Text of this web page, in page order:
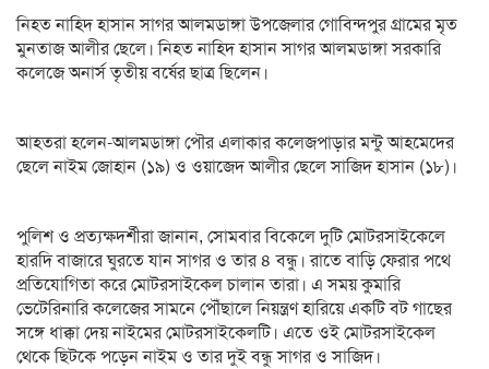
নিহত নাহিদ হাসান সাগর আলমডাঙ্গা উপজেলার গোবিন্দপুর গ্রামের মৃত
মুনতাজ আলীর ছেলে। নিহত নাহিদ হাসান সাগর আলমডাঙ্গা সরকারি
কলেজে অনার্স তৃতীয় বর্ষের ছাত্র ছিলেন।
আহতরা হলেন-আলমডাঙ্গা পৌর এলাকার কলেজপাড়ার মন্টু আহমেদের
ছেলে নাইম জোহান (১৯) ও ওয়াজেদ আলীর ছেলে সাজিদ হাসান (১৮)।
পুলিশ ও প্রত্যক্ষদর্শীরা জানান, সোমবার বিকেলে দুটি মোটরসাইকেলে
হারদি বাজারে ঘুরতে যান সাগর ও তার ৪ বন্ধু। রাতে বাড়ি ফেরার পথে
প্রতিযোগিতা করে মোটরসাইকেল চালান তারা। এ সময় কুমারি
ভেটেরিনারি কলেজের সামনে পৌঁছালে নিয়ন্ত্রণ হারিয়ে একটি বট গাছের
সঙ্গে ধাক্কা দেয় নাইমের মোটরসাইকেলটি। এতে ওই মোটরসাইকেল
থেকে ছিটকে পড়েন নাইম ও তার দুই বন্ধু সাগর ও সাজিদ।